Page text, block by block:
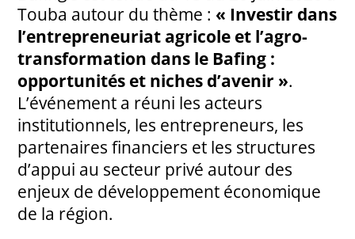
Touba autour du thème : « Investir dans
l’entrepreneuriat agricole et l’agro-
transformation dans le Bafing :
opportunités et niches d’avenir ».
L’événement a réuni les acteurs
institutionnels, les entrepreneurs, les
partenaires financiers et les structures
d’appui au secteur privé autour des
enjeux de développement économique
de la région.